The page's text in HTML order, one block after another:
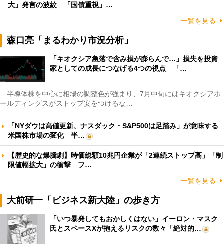
大」発言の波紋 「国債重視」…
一覧を見る
森口亮「まるわかり市況分析」
「キオクシア急落で含み損が膨らんで…」損失を投資
家としての成長につなげる4つの視点 「…
半導体株を中心に相場の調整色が強まり、7月中旬にはキオクシアホ
ールディングスがストップ安をつけるな…
「NYダウは高値更新、ナスダック・S&P500は足踏み」が意味する
米国株市場の変化 半…
【歴史的な爆騰劇】時価総額10兆円企業が「2連続ストップ高」「制
限値幅拡大」の衝撃 フ…
一覧を見る
大前研一「ビジネス新大陸」の歩き方
「いつ暴発してもおかしくはない」イーロン・マスク
氏とスペースXが抱えるリスクの数々「絶対的…